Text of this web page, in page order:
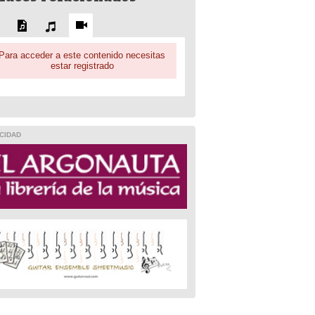
acceder a este contenido necesitas
estar registrado